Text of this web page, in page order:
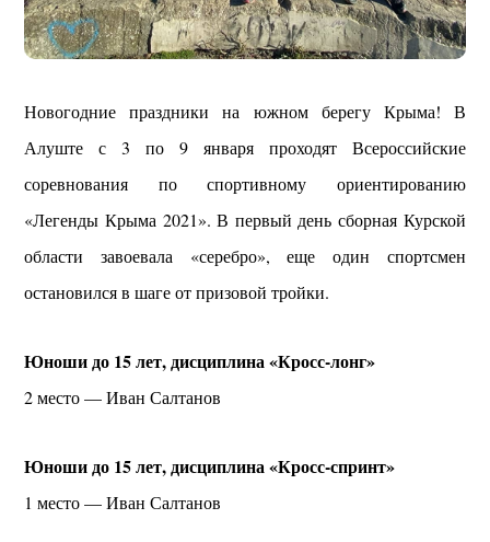
Новогодние праздники на южном берегу Крыма! В
Алуште с 3 по 9 января проходят Всероссийские
соревнования по спортивному ориентированию
«Легенды Крыма 2021». В первый день сборная Курской
области завоевала «серебро», еще один спортсмен
остановился в шаге от призовой тройки.
Юноши до 15 лет, дисциплина «Кросс-лонг»
2 место — Иван Салтанов
Юноши до 15 лет, дисциплина «Кросс-спринт»
1 место — Иван Салтанов